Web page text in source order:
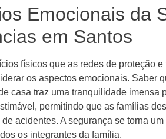
Emocionais da
em Santos
físicos que as redes de proteção
os aspectos emocionais. Saber
casa traz uma tranquilidade imensa
permitindo que as famílias
acidentes. A segurança se torna
os integrantes da família.